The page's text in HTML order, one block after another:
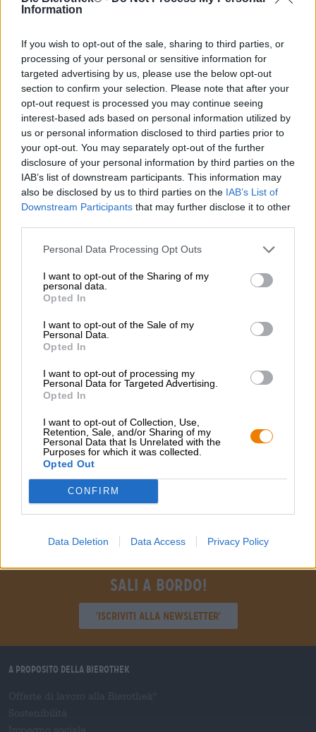
Information
If you wish to opt-out of the sale, sharing to third parties, or
processing of your personal or sensitive information for
targeted advertising by us, please use the below opt-out
section to confirm your selection. Please note that after your
opt-out request is processed you may continue seeing
interest-based ads based on personal information utilized by
us or personal information disclosed to third parties prior to
your opt-out. You may separately opt-out of the further
disclosure of your personal information by third parties on the
IAB’s list of downstream participants. This information may
also be disclosed by us to third parties on the IAB’s List of
Downstream Participants that may further disclose it to other
Personal Data Processing Opt Outs
I want to opt-out of the Sharing of my
personal data.
Opted In
I want to opt-out of the Sale of my
Personal Data.
Opted In
I want to opt-out of processing my
Personal Data for Targeted Advertising.
Opted In
I want to opt-out of Collection, Use,
Retention, Sale, and/or Sharing of my
Personal Data that Is Unrelated with the
Purposes for which it was collected.
Opted Out
CONFIRM
Data Deletion Data Access Privacy Policy
* I prezzi sono comprensivi di IVA. PiùNavigazionepiùDepositare
0,25
* I prezzi sono comprensivi di accisa
Descrizione Recensioni
Prova il Summerfest della Sierra Nevada e ordina online in
modo rapido e conveniente! La Bierothek®Consegna
rapida ✓ Ampia scelta ✓ Prezzi equi ✓
Hai domande su questa birra? Siamo qui per te.
shop@bierothek.de
commercianti o ristoratori
grosshandel@bierothek.de
Verifica in loco
È Summerfest Da Sierra Nevada Brewing Co. Disponibile
anche nella mia filiale?
Sali a bordo!
'Iscriviti alla newsletter'
A proposito della Bierothek